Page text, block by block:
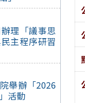
理「議事思
主程序研習
舉辦「2026
活動